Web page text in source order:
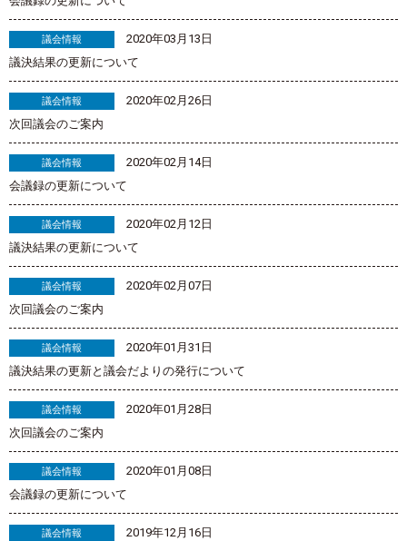
議会情報
2020年03月13日
議決結果の更新について
議会情報
2020年02月26日
次回議会のご案内
議会情報
2020年02月14日
会議録の更新について
議会情報
2020年02月12日
議決結果の更新について
議会情報
2020年02月07日
次回議会のご案内
議会情報
2020年01月31日
議決結果の更新と議会だよりの発行について
議会情報
2020年01月28日
次回議会のご案内
議会情報
2020年01月08日
会議録の更新について
議会情報
2019年12月16日